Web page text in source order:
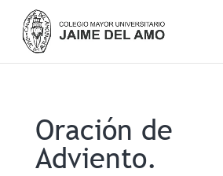
Oración de
Adviento.